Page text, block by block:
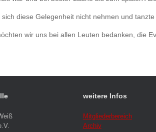
diese Gelegenheit nicht nehmen und
wir uns bei allen Leuten bedanken, die
weitere Infos
Mitgliederbereich
Archiv